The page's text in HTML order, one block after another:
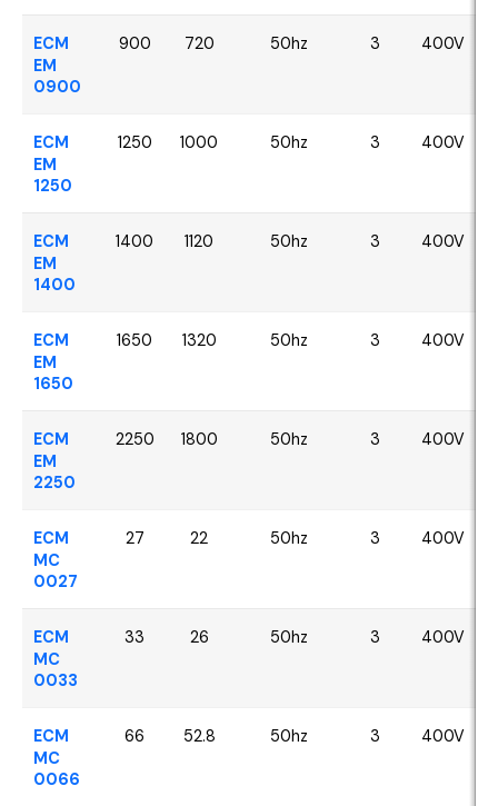
ECM
EM
0900
900 720 50hz 3 400V
ECM
EM
1250
1250 1000 50hz 3 400V
ECM
EM
1400
1400 1120 50hz 3 400V
ECM
EM
1650
1650 1320 50hz 3 400V
ECM
EM
2250
2250 1800 50hz 3 400V
ECM
MC
0027
27 22 50hz 3 400V
ECM
MC
0033
33 26 50hz 3 400V
ECM
MC
0066
66 52.8 50hz 3 400V